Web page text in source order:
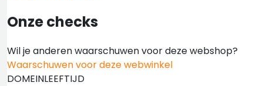
Onze checks
Wil je anderen waarschuwen voor deze webshop?
Waarschuwen voor deze webwinkel
DOMEINLEEFTIJD